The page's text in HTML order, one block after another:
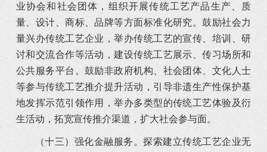
业协会和社会团体，组织开展传统工艺产品生产、质
量、设计、商标、品牌等方面标准化研究。鼓励社会力
量兴办传统工艺企业，举办传统工艺的宣传、培训、研
讨和交流合作等活动，建设传统工艺展示、传习场所和
公共服务平台。鼓励非政府机构、社会团体、文化人士
等参与传统工艺推介提升活动，引导非遗生产性保护基
地发挥示范引领作用，举办多类型的传统工艺体验及衍
生活动，拓宽宣传推介渠道，扩大社会参与面。
（十三）强化金融服务。探索建立传统工艺企业无